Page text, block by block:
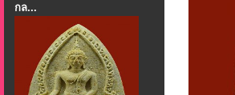
กล...